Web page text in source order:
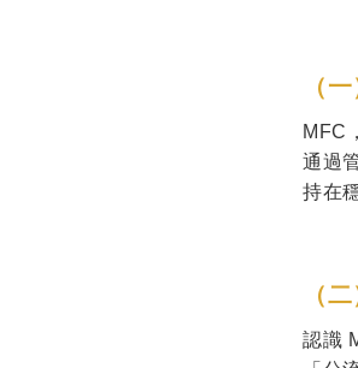
（
MFC
通過
持在
（
認識